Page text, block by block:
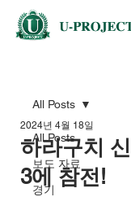
All Posts
보도 자료
경기
All Posts
하라구치
3에 참전!
2024년 4월 18일